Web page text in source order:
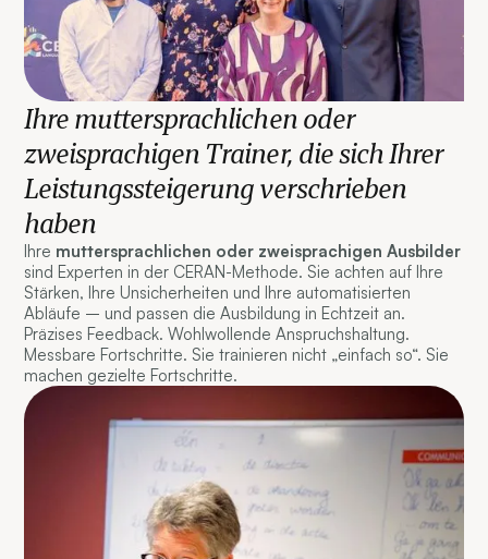
Ihre muttersprachlichen oder
zweisprachigen Trainer, die sich Ihrer
Leistungssteigerung verschrieben
haben
Ihre muttersprachlichen oder zweisprachigen Ausbilder
sind Experten in der CERAN-Methode. Sie achten auf Ihre
Stärken, Ihre Unsicherheiten und Ihre automatisierten
Abläufe – und passen die Ausbildung in Echtzeit an.
Präzises Feedback. Wohlwollende Anspruchshaltung.
Messbare Fortschritte. Sie trainieren nicht „einfach so“. Sie
machen gezielte Fortschritte.